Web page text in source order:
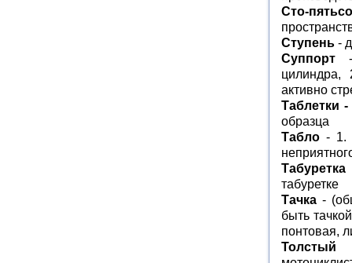
Сто-
Ступень -
Суппорт -
цилиндра,
активно
Таблетки
образца
Табло - 1.
Табуретка
табуретке
Тачка -
быть
понтовая,
Толстый